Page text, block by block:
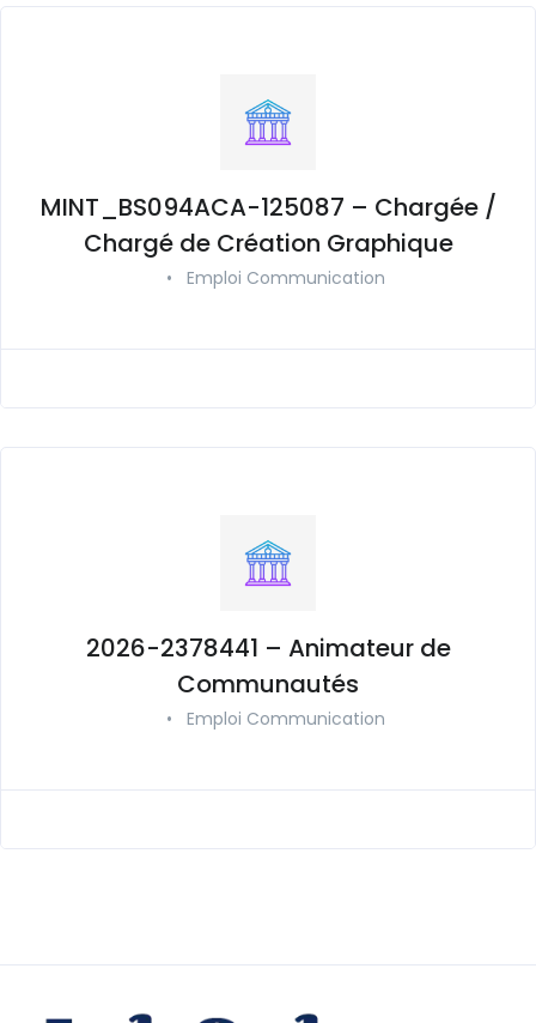
MINT_BS094ACA-125087 – Chargée /
Chargé de Création Graphique
• Emploi Communication
2026-2378441 – Animateur de
Communautés
• Emploi Communication